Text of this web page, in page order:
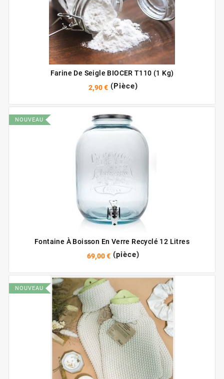
Farine De Seigle BIOCER T110 (1 Kg)
2,90 € (Pièce)
NOUVEAU
Fontaine À Boisson En Verre Recyclé 12 Litres
69,00 € (pièce)
NOUVEAU